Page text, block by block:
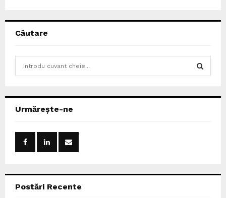
Căutare
h
Urmărește-ne
Postări Recente